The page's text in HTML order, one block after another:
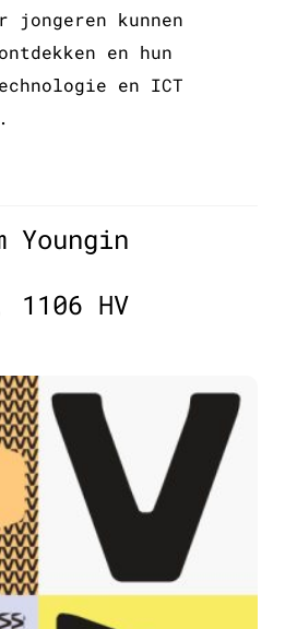
jongeren kunnen
en hun
en ICT
Youngin
HV